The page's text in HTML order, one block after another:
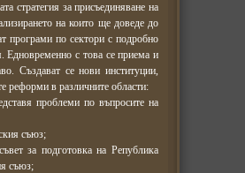
стратегия за присъединяване на
на които ще доведе до
програми по сектори с подробно
Едновременно с това се приема и
Създават се нови институции,
реформи в различните области:
проблеми по въпросите на
съюз;
за подготовка на Република
съюз;